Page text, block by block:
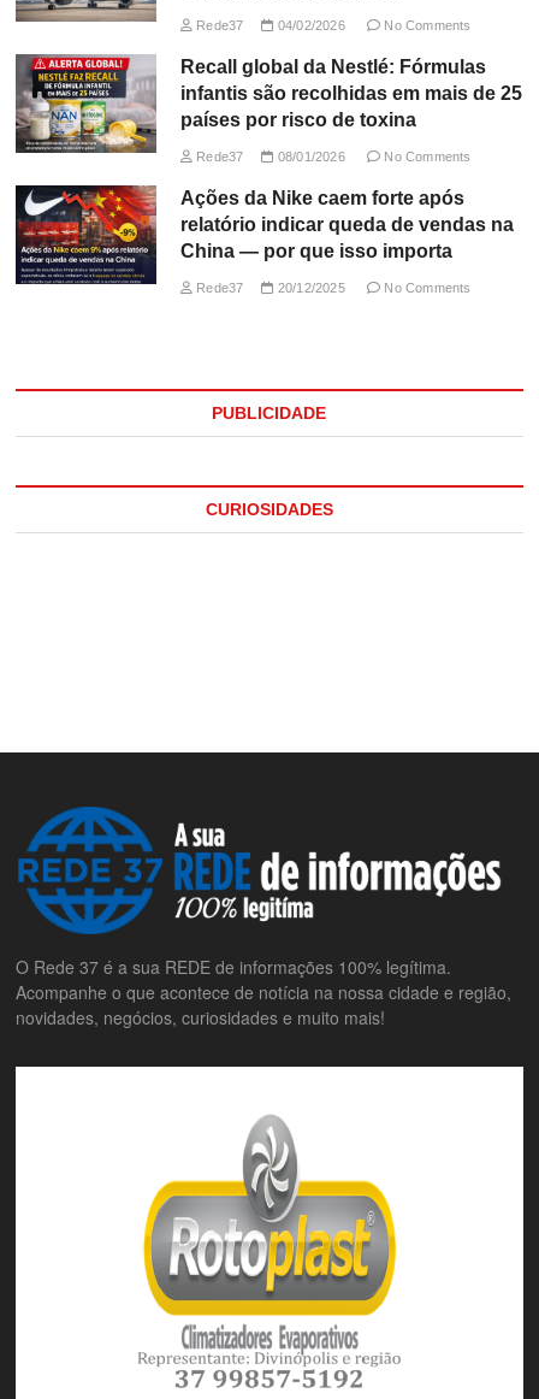
Rede37 04/02/2026 No Comments
Recall global da Nestlé: Fórmulas
infantis são recolhidas em mais de 25
países por risco de toxina
Rede37 08/01/2026 No Comments
Ações da Nike caem forte após
relatório indicar queda de vendas na
China — por que isso importa
Rede37 20/12/2025 No Comments
PUBLICIDADE
CURIOSIDADES
O Rede 37 é a sua REDE de informações 100% legítima.
Acompanhe o que acontece de notícia na nossa cidade e região,
novidades, negócios, curiosidades e muito mais!